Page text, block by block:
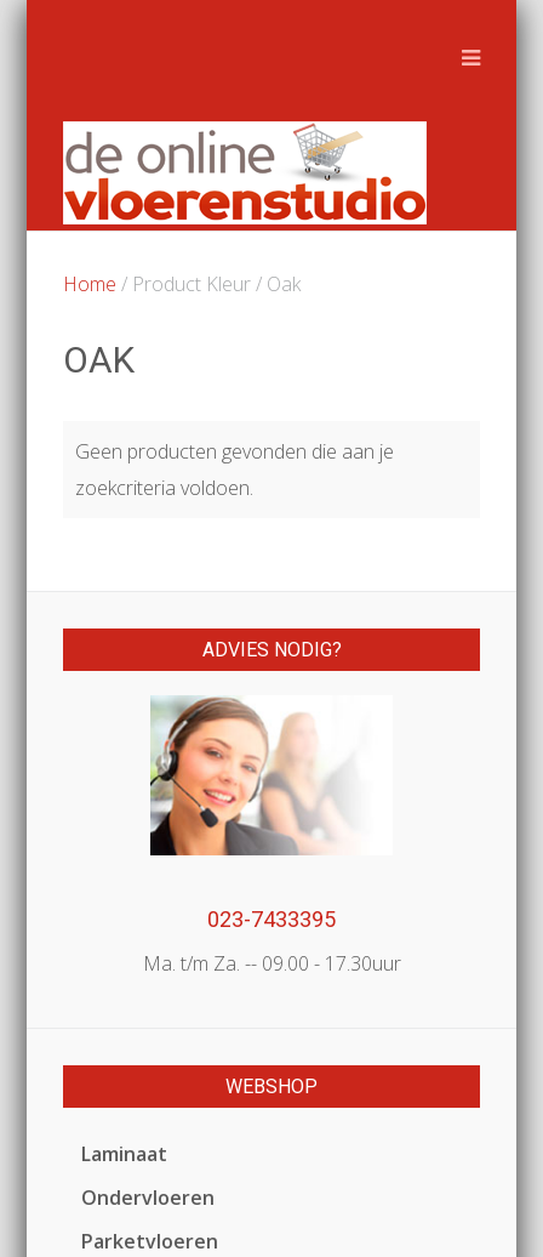
Home / Product Kleur / Oak
OAK
Geen producten gevonden die aan je
zoekcriteria voldoen.
ADVIES NODIG?
023-7433395
Ma. t/m Za. -- 09.00 - 17.30uur
WEBSHOP
Laminaat
Ondervloeren
Parketvloeren